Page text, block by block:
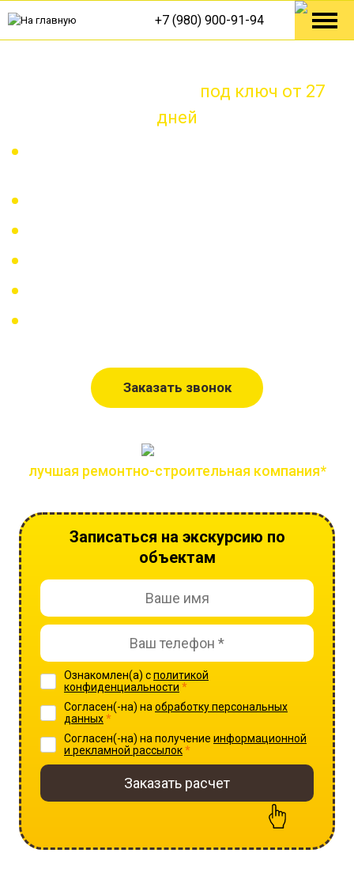
+7 (980) 900-91-94
под ключ от 27
дней
Заказать звонок
лучшая ремонтно-строительная компания*
Записаться на экскурсию по
объектам
Ознакомлен(а) сполитикой
конфиденциальности *
Согласен(-на) на обработку персональных
данных*
Согласен(-на) на получение информационной
и рекламной рассылок*
Заказать расчет